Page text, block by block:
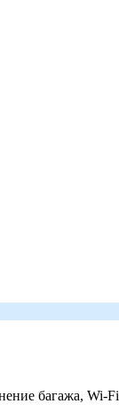
багажа, Wi-